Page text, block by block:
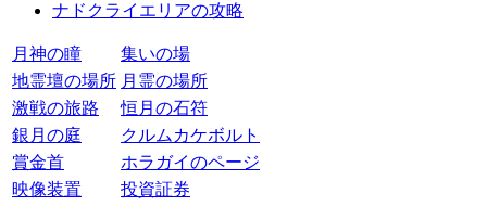
ナドクライエリアの攻略
月神の瞳
集いの場
地霊壇の場所 月霊の場所
激戦の旅路
恒月の石符
銀月の庭
クルムカケボルト
賞金首
ホラガイのページ
映像装置
投資証券